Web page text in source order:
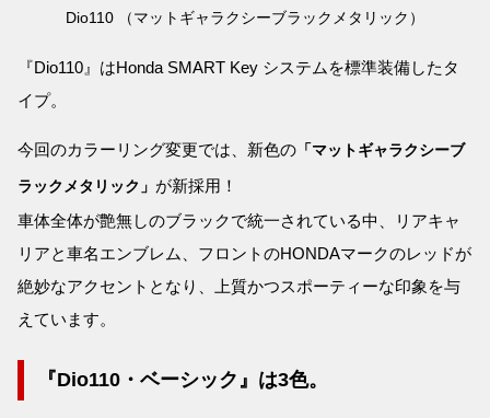
Dio110 （マットギャラクシーブラックメタリック）
『Dio110』はHonda SMART Key システムを標準装備したタ
イプ。
今回のカラーリング変更では、新色の 「マットギャラクシーブ
ラックメタリック」 が新採用！
車体全体が艶無しのブラックで統一されている中、リアキャ
リアと車名エンブレム、フロントのHONDAマークのレッドが
絶妙なアクセントとなり、上質かつスポーティーな印象を与
えています。
『Dio110・ベーシック』は3色。